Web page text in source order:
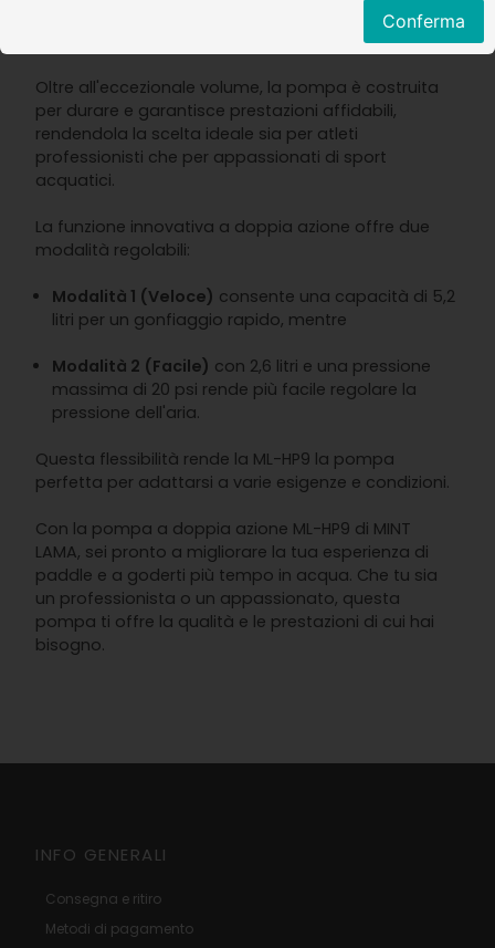
vero vantaggio per chi vuole trascorrere più tempo
Oltre all'eccezionale volume, la pompa è costruita
per durare e garantisce prestazioni affidabili,
rendendola la scelta ideale sia per atleti
professionisti che per appassionati di sport
acquatici.
La funzione innovativa a doppia azione offre due
modalità regolabili:
Modalità 1 (Veloce) consente una capacità di 5,2
litri per un gonfiaggio rapido, mentre
Modalità 2 (Facile) con 2,6 litri e una pressione
massima di 20 psi rende più facile regolare la
pressione dell'aria.
Questa flessibilità rende la ML-HP9 la pompa
perfetta per adattarsi a varie esigenze e condizioni.
Con la pompa a doppia azione ML-HP9 di MINT
LAMA, sei pronto a migliorare la tua esperienza di
paddle e a goderti più tempo in acqua. Che tu sia
un professionista o un appassionato, questa
pompa ti offre la qualità e le prestazioni di cui hai
bisogno.
INFO GENERALI
Consegna e ritiro
Metodi di pagamento
Conferma